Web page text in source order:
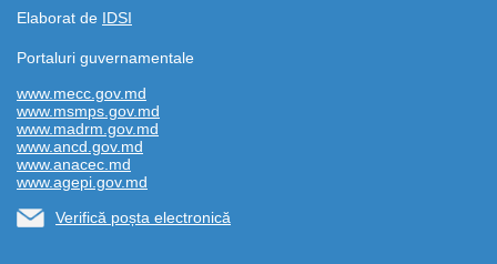
Elaborat de IDSI
Portaluri guvernamentale
www.mecc.gov.md
www.msmps.gov.md
www.madrm.gov.md
www.ancd.gov.md
www.anacec.md
www.agepi.gov.md
Verifică poșta electronică